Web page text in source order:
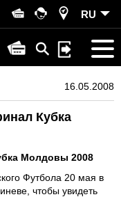
RU
16.05.2008
Кубка
Молдовы 2008
Футбола 20 мая в
чтобы увидеть